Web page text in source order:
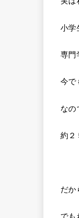
小学
専門
今で
なの
約２
だか
でも